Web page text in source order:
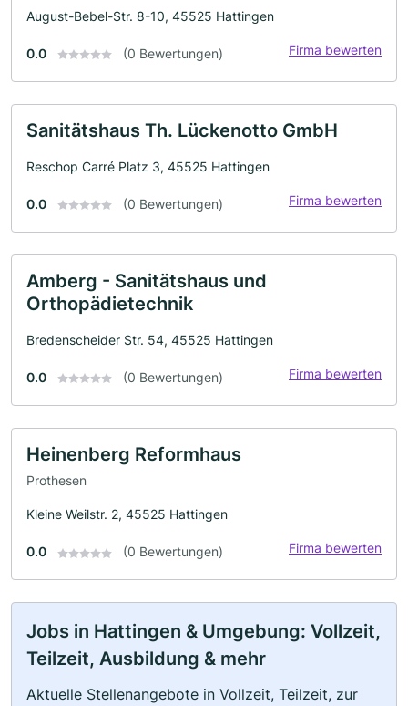
August-Bebel-Str. 8-10, 45525 Hattingen
0.0 (0 Bewertungen) Firma bewerten
Sanitätshaus Th. Lückenotto GmbH
Reschop Carré Platz 3, 45525 Hattingen
0.0 (0 Bewertungen) Firma bewerten
Amberg - Sanitätshaus und
Orthopädietechnik
Bredenscheider Str. 54, 45525 Hattingen
0.0 (0 Bewertungen) Firma bewerten
Heinenberg Reformhaus
Prothesen
Kleine Weilstr. 2, 45525 Hattingen
0.0 (0 Bewertungen) Firma bewerten
Jobs in Hattingen & Umgebung: Vollzeit,
Teilzeit, Ausbildung & mehr
Aktuelle Stellenangebote in Vollzeit, Teilzeit, zur